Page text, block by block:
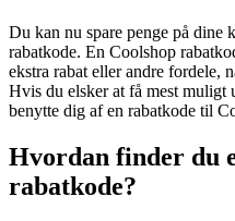
Du kan nu spare penge på dine
rabatkode. En Coolshop
ekstra rabat eller andre fordele,
Hvis du elsker at få mest muligt
benytte dig af en rabatkode til
Hvordan finder du
rabatkode?